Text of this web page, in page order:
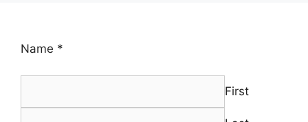
Name *
First